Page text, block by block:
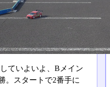
ていよいよ、Bメイン
。スタートで2番手に